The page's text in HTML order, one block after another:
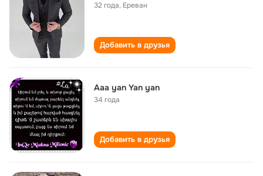
32 года, Ереван
Добавить в друзья
Aaa yan Yan yan
34 года
Добавить в друзья